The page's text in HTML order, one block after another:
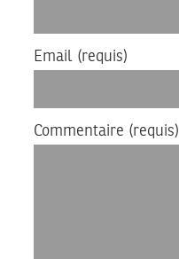
Email (requis)
Commentaire (requis)